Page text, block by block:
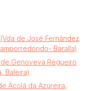
de José Fernández
Baralla)
Genoveva Regueiro
Baleira)
Acolá da Azureira,